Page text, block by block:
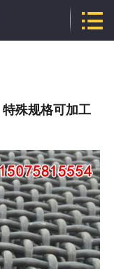
技术文章
企业资质
联系我们

殊规格可加工